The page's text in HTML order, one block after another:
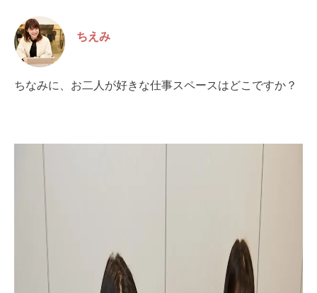
ちえみ
ちなみに、お二人が好きな仕事スペースはどこですか？